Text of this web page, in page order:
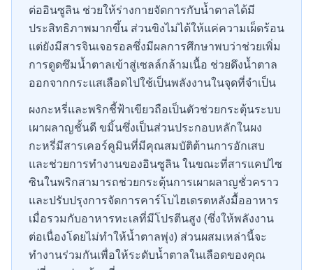
ต่ออินซูลิน ช่วยให้ร่างกายจัดการกับน้ำตาลได้มี
ประสิทธิภาพมากขึ้น ส่วนขิงไม่ได้ให้แค่ความเผ็ดร้อน
แต่ยังมีสารจินเจอรอลซึ่งมีผลการศึกษาพบว่าช่วยเพิ่ม
การดูดซึมน้ำตาลเข้าสู่เซลล์กล้ามเนื้อ ช่วยดึงน้ำตาล
ออกจากกระแสเลือดไปใช้เป็นพลังงานในจุดที่จำเป็น
ผงกะหรี่และพริกชี้ฟ้าเขียวถือเป็นตัวช่วยกระตุ้นระบบ
เผาผลาญชั้นดี ขมิ้นซึ่งเป็นส่วนประกอบหลักในผง
กะหรี่มีสารเคอร์คูมินที่มีคุณสมบัติต้านการอักเสบ
และช่วยการทำงานของอินซูลิน ในขณะที่สารแคปไซ
ซินในพริกสามารถช่วยกระตุ้นการเผาผลาญชั่วคราว
และปรับปรุงการจัดการคาร์โบไฮเดรตหลังมื้ออาหาร
เมื่อรวมกับอาหารทะเลที่มีโปรตีนสูง (ซึ่งให้พลังงาน
ต่อเนื่องโดยไม่ทำให้น้ำตาลพุ่ง) ส่วนผสมเหล่านี้จะ
ทำงานร่วมกันเพื่อให้ระดับน้ำตาลในเลือดของคุณ